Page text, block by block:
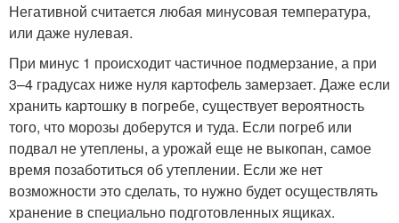
Негативной считается любая минусовая температура,
или даже нулевая.
При минус 1 происходит частичное подмерзание, а при
3–4 градусах ниже нуля картофель замерзает. Даже если
хранить картошку в погребе, существует вероятность
того, что морозы доберутся и туда. Если погреб или
подвал не утеплены, а урожай еще не выкопан, самое
время позаботиться об утеплении. Если же нет
возможности это сделать, то нужно будет осуществлять
хранение в специально подготовленных ящиках.